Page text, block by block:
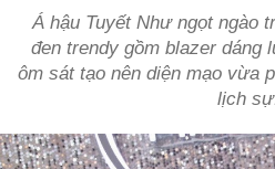
Á hậu Tuyết Như ngọt ngào
đen trendy gồm blazer dáng
ôm sát tạo nên diện mạo vừa
lịch